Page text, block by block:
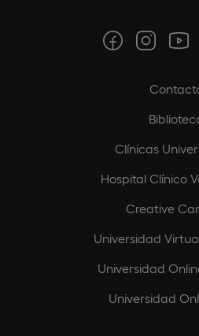
Clínicas
Hospital Clínico
Creative
Universidad
Universidad
Universidad